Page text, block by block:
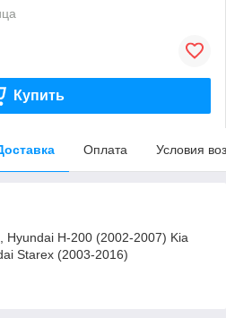
Купить
Оплата Условия
Hyundai H-200 (2002-2007) Kia
Starex (2003-2016)